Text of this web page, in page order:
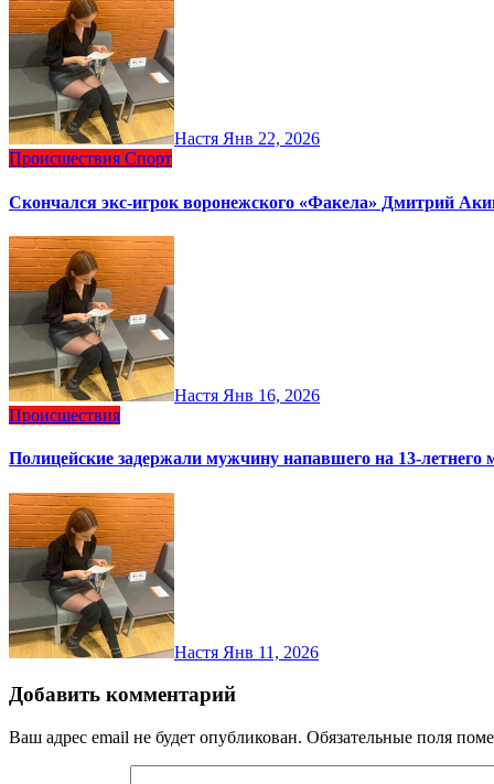
Настя Янв 22, 2026
Происшествия Спорт
Скончался экс‑игрок воронежского «Факела» Дмитрий
Настя Янв 16, 2026
Происшествия
Полицейские задержали мужчину напавшего на 13‑летнего
Настя Янв 11, 2026
Добавить комментарий
Ваш адрес email не будет опубликован. Обязательные поля